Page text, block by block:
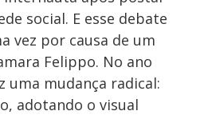
i
social. E esse debate
vez por causa de um
Felippo. No ano
uma mudança radical:
adotando o visual